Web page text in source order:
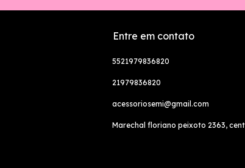
Entre em contato
5521979836820
21979836820
acessoriosemi@gmail.com
Marechal floriano peixoto 2363,